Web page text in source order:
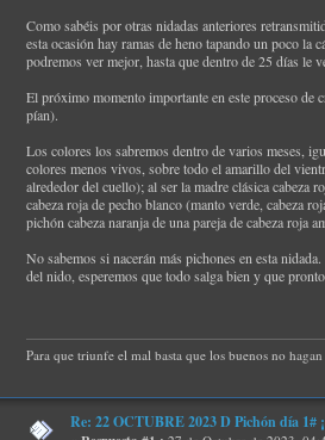
Como sabéis por otras nidadas anteriores
esta ocasión hay ramas de heno tapando un poco
podremos ver mejor, hasta que dentro de 25 días le
El próximo momento importante en este proceso de
pían).
Los colores los sabremos dentro de varios meses,
colores menos vivos, sobre todo el amarillo del
alrededor del cuello); al ser la madre clásica cabeza
cabeza roja de pecho blanco (manto verde, cabeza
pichón cabeza naranja de una pareja de cabeza roja
No sabemos si nacerán más pichones en esta
del nido, esperemos que todo salga bien y que
Para que triunfe el mal basta que los buenos no
Re: 22 OCTUBRE 2023 D Pichón día